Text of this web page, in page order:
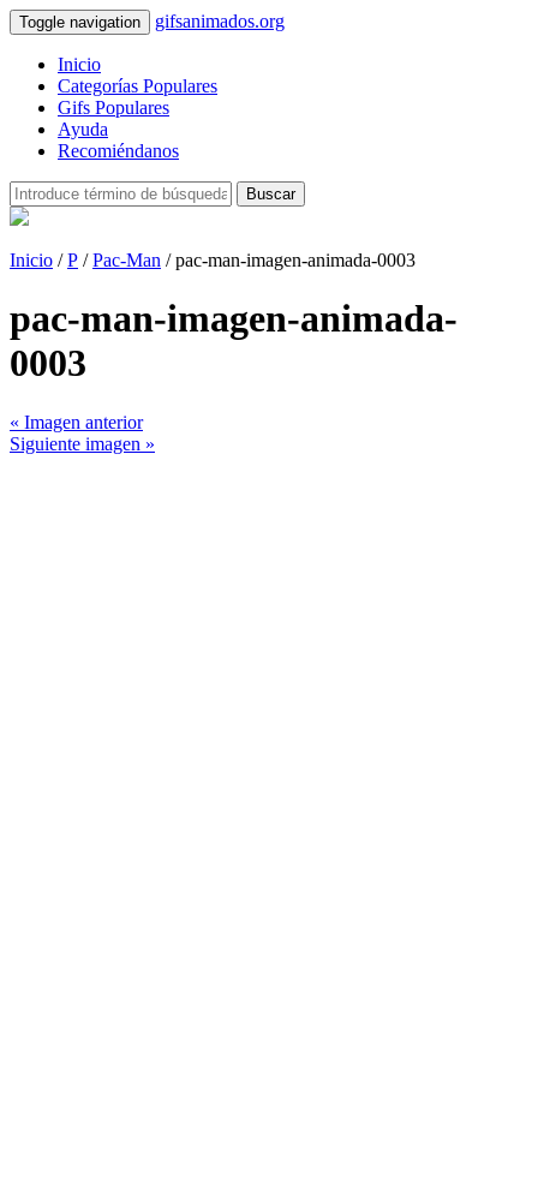
Toggle navigation gifsanimados.org
Inicio
Categorías Populares
Gifs Populares
Ayuda
Recomiéndanos
Buscar
Inicio /P /Pac-Man / pac-man-imagen-animada-0003
pac-man-imagen-animada-
0003
« Imagen anterior
Siguiente imagen »